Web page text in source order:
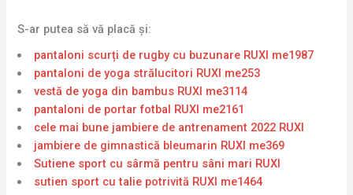
S-ar putea să vă placă și:
pantaloni scurți de rugby cu buzunare RUXI me1987
pantaloni de yoga strălucitori RUXI me253
vestă de yoga din bambus RUXI me3114
pantaloni de portar fotbal RUXI me2161
cele mai bune jambiere de antrenament 2022 RUXI
jambiere de gimnastică bleumarin RUXI me369
Sutiene sport cu sârmă pentru sâni mari RUXI
sutien sport cu talie potrivită RUXI me1464